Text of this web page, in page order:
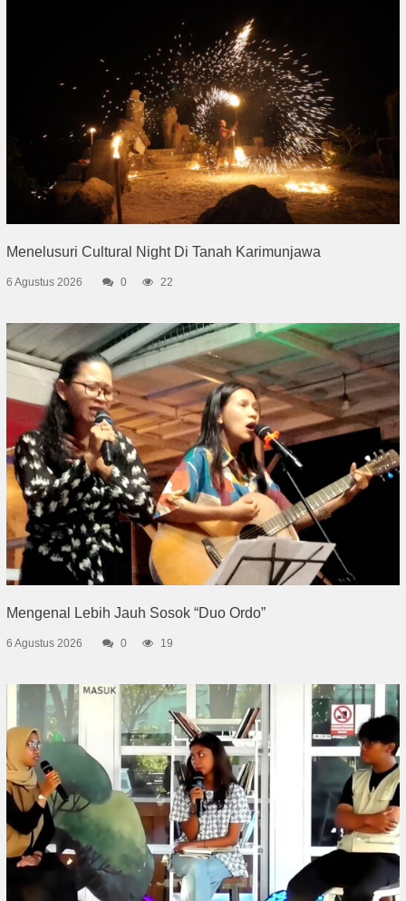
Menelusuri Cultural Night Di Tanah Karimunjawa
6 Agustus 2026 0 22
Mengenal Lebih Jauh Sosok “Duo Ordo”
6 Agustus 2026 0 19